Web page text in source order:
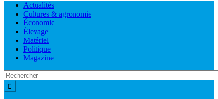
Actualités
Cultures & agronomie
Économie
Élevage
Matériel
Politique
Magazine